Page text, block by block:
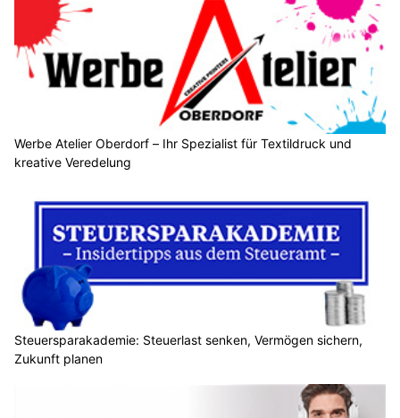
Werbe Atelier Oberdorf – Ihr Spezialist für Textildruck und
kreative Veredelung
Steuersparakademie: Steuerlast senken, Vermögen sichern,
Zukunft planen